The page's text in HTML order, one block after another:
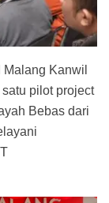
Kanwil
pilot project
Bebas dari